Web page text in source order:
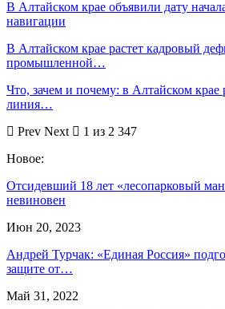
В Алтайском крае объявили дату
навигации
В Алтайском крае растет кадровый
промышленной…
Что, зачем и почему: в Алтайском крае
линия…
Prev Next
1 из 2 347
Новое:
Отсидевший 18 лет «лесопарковый
невиновен
Июн 20, 2023
Андрей Турчак: «Единая Россия»
защите от…
Май 31, 2022